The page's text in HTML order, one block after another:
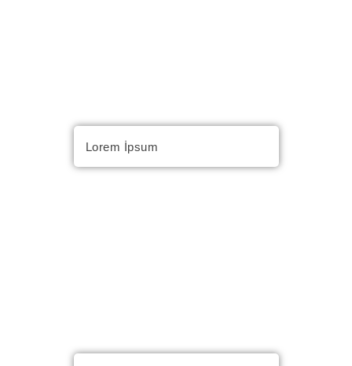
Lorem İpsum